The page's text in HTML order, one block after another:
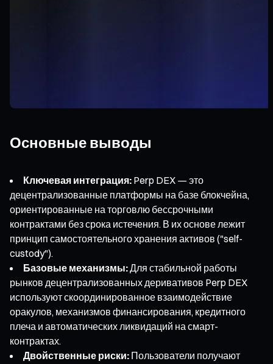
Основные выводы
Ключевая интеграция: Perp DEX — это
децентрализованные платформы на базе блокчейна,
ориентированные на торговлю бессрочными
контрактами без срока истечения. В их основе лежит
принцип самостоятельного хранения активов ("self-
custody").
Базовые механизмы:Для стабильной работы
рынков децентрализованных деривативов Perp DEX
используют скоординированное взаимодействие
оракулов, механизмов финансирования, кредитного
плеча и автоматических ликвидаций на смарт-
контрактах.
Двойственные риски: Пользователи получают